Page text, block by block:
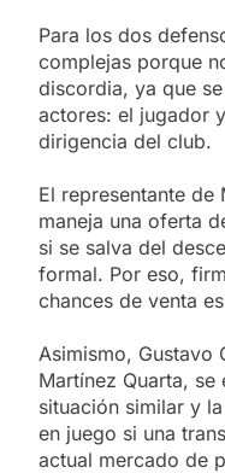
Para los dos
complejas porque
discordia, ya que
actores: el jugador
dirigencia del club.
El representante
maneja una oferta
si se salva del
formal. Por eso,
chances de venta
Asimismo, Gustavo
Martínez Quarta, se
situación similar y
en juego si una
actual mercado de